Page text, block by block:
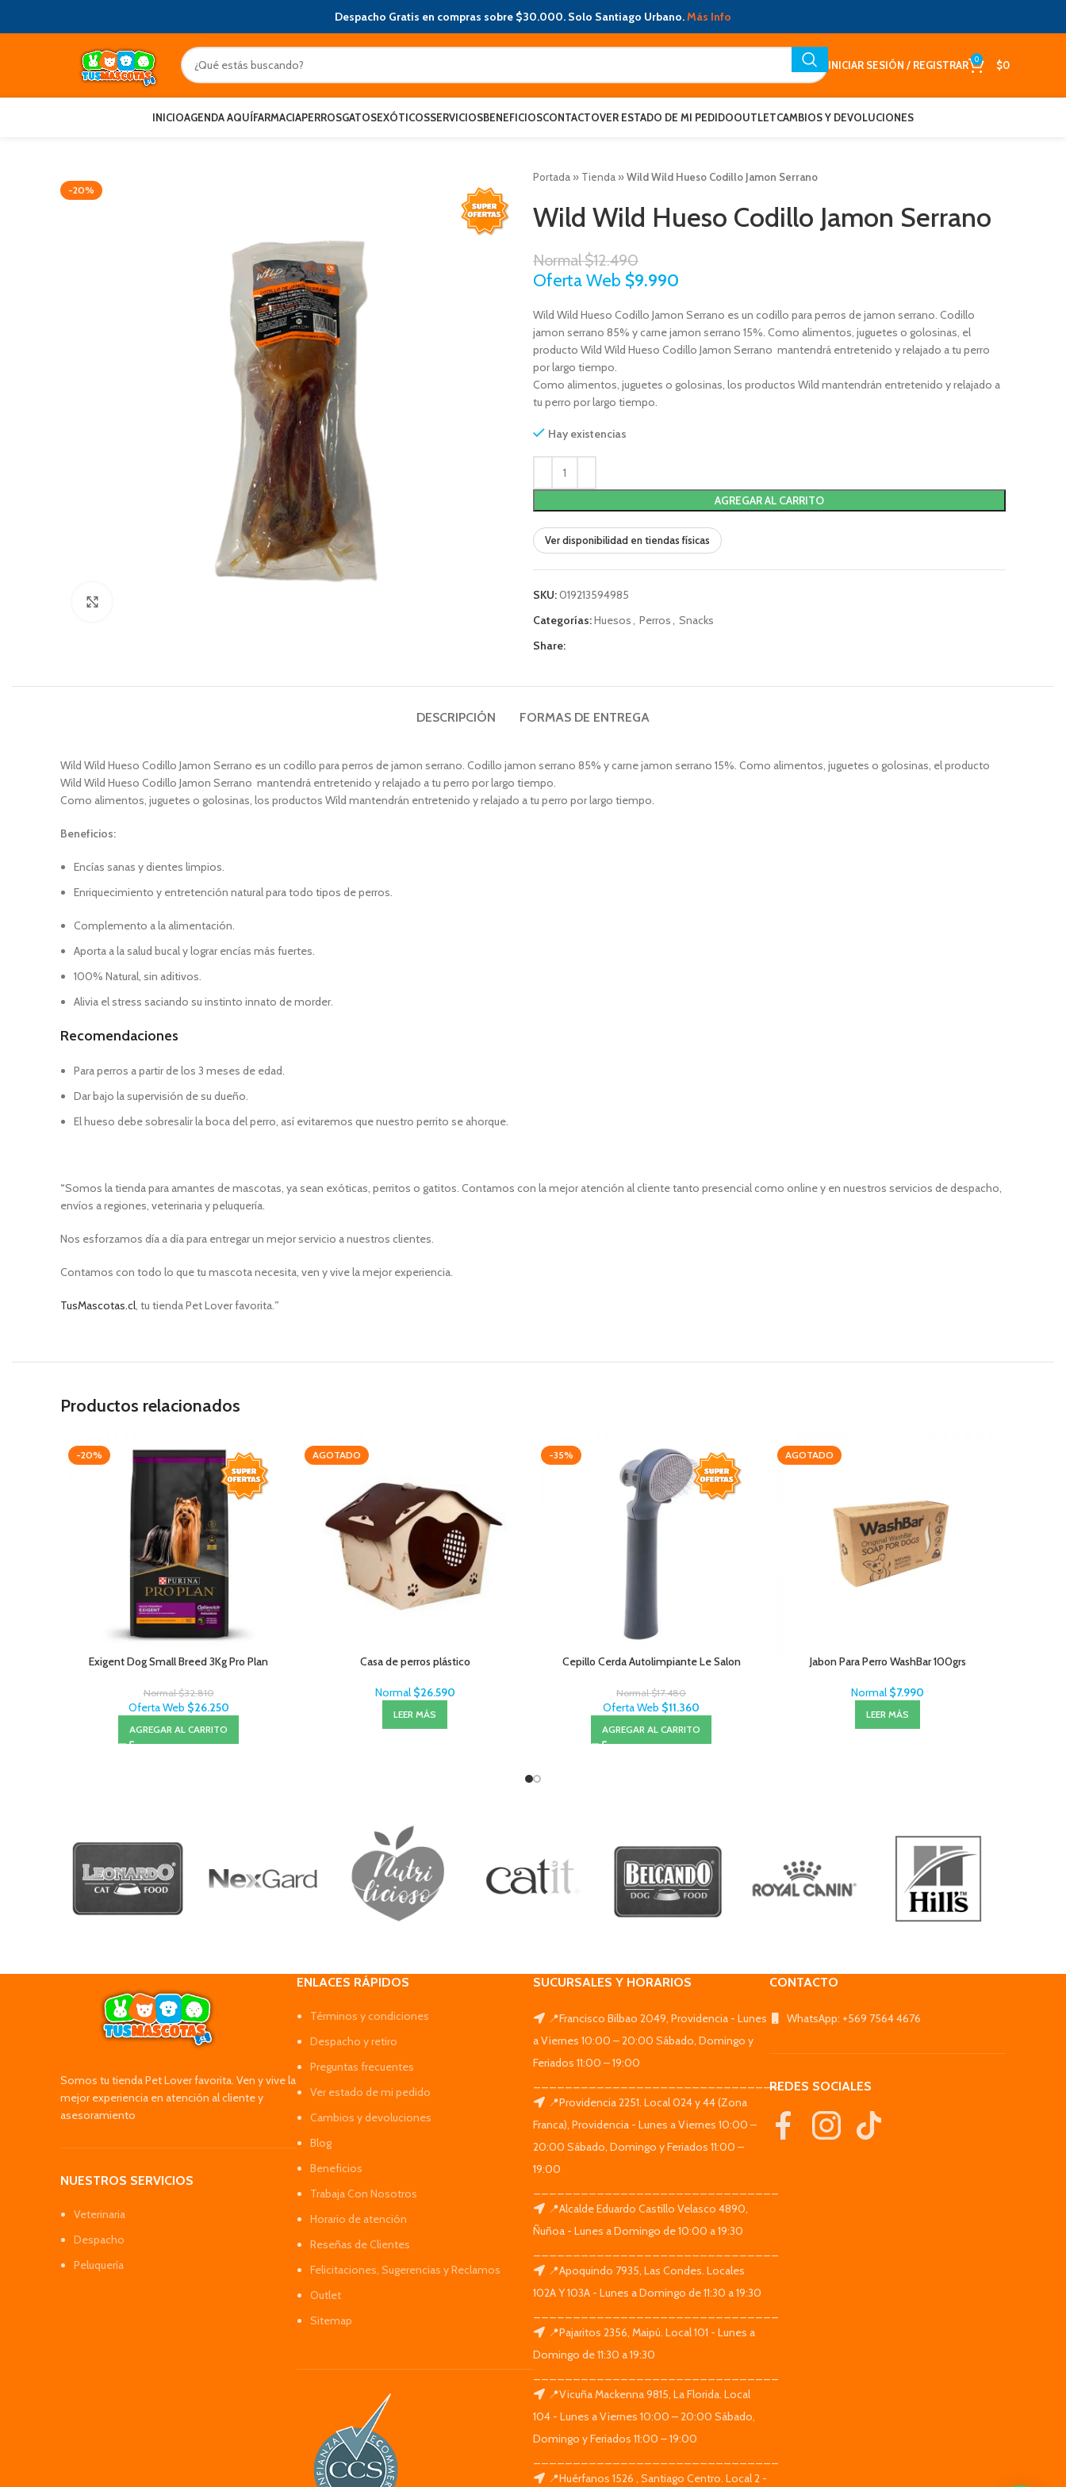
Despacho Gratis en compras sobre $30.000. Solo Santiago Urbano.Más Info
INICIAR SESIÓN / REGISTRAR 0 $0
INICIOAGENDA AQUÍFARMACIAPERROSGATOSEXÓTICOSSERVICIOSBENEFICIOSCONTACTOVER ESTADO DE MI PEDIDOOUTLETCAMBIOS Y DEVOLUCIONES
-20%
Portada » Tienda »Wild Wild Hueso Codillo Jamon Serrano
Wild Wild Hueso Codillo Jamon Serrano
Normal$12.490
Oferta Web $9.990
Wild Wild Hueso Codillo Jamon Serrano es un codillo para perros de jamon serrano. Codillo
jamon serrano 85% y carne jamon serrano 15%. Como alimentos, juguetes o golosinas, el
producto Wild Wild Hueso Codillo Jamon Serrano mantendrá entretenido y relajado a tu perro
por largo tiempo.
Como alimentos, juguetes o golosinas, los productos Wild mantendrán entretenido y relajado a
tu perro por largo tiempo.
Hay existencias
AGREGAR AL CARRITO
Ver disponibilidad en tiendas físicas
SKU:019213594985
Categorías:Huesos, Perros, Snacks
Share:
DESCRIPCIÓN FORMAS DE ENTREGA
Wild Wild Hueso Codillo Jamon Serrano es un codillo para perros de jamon serrano. Codillo jamon serrano 85% y carne jamon serrano 15%. Como alimentos, juguetes o golosinas, el producto
Wild Wild Hueso Codillo Jamon Serrano mantendrá entretenido y relajado a tu perro por largo tiempo.
Como alimentos, juguetes o golosinas, los productos Wild mantendrán entretenido y relajado a tu perro por largo tiempo.
Beneficios:
Encías sanas y dientes limpios.
Enriquecimiento y entretención natural para todo tipos de perros.
Complemento a la alimentación.
Aporta a la salud bucal y lograr encías más fuertes.
100% Natural, sin aditivos.
Alivia el stress saciando su instinto innato de morder.
Recomendaciones
Para perros a partir de los 3 meses de edad.
Dar bajo la supervisión de su dueño.
El hueso debe sobresalir la boca del perro, así evitaremos que nuestro perrito se ahorque.
“Somos la tienda para amantes de mascotas, ya sean exóticas, perritos o gatitos. Contamos con la mejor atención al cliente tanto presencial como online y en nuestros servicios de despacho,
envíos a regiones, veterinaria y peluquería.
Nos esforzamos día a día para entregar un mejor servicio a nuestros clientes.
Contamos con todo lo que tu mascota necesita, ven y vive la mejor experiencia.
TusMascotas.cl, tu tienda Pet Lover favorita.”
Productos relacionados
-20%
Exigent Dog Small Breed 3Kg Pro Plan
Normal$32.810
Oferta Web $26.250
AGREGAR AL CARRITO
AGOTADO
Casa de perros plástico
Normal $26.590
LEER MÁS
-35%
Cepillo Cerda Autolimpiante Le Salon
Normal$17.480
Oferta Web $11.360
AGREGAR AL CARRITO
AGOTADO
Jabon Para Perro WashBar 100grs
Normal $7.990
LEER MÁS
Somos tu tienda Pet Lover favorita. Ven y vive la
mejor experiencia en atención al cliente y
asesoramiento
NUESTROS SERVICIOS
Veterinaria
Despacho
Peluquería
ENLACES RÁPIDOS
Términos y condiciones
Despacho y retiro
Preguntas frecuentes
Ver estado de mi pedido
Cambios y devoluciones
Blog
Beneficios
Trabaja Con Nosotros
Horario de atención
Reseñas de Clientes
Felicitaciones, Sugerencias y Reclamos
Outlet
Sitemap
SUCURSALES Y HORARIOS
📍Francisco Bilbao 2049, Providencia - Lunes
a Viernes 10:00 – 20:00 Sábado, Domingo y
Feriados 11:00 – 19:00
_______________________________
📍Providencia 2251. Local 024 y 44 (Zona
Franca), Providencia - Lunes a Viernes 10:00 –
20:00 Sábado, Domingo y Feriados 11:00 –
19:00
📍Alcalde Eduardo Castillo Velasco 4890,
Ñuñoa - Lunes a Domingo de 10:00 a 19:30
📍Apoquindo 7935, Las Condes. Locales
102A Y 103A - Lunes a Domingo de 11:30 a 19:30
📍Pajaritos 2356, Maipú. Local 101 - Lunes a
Domingo de 11:30 a 19:30
📍Vicuña Mackenna 9815, La Florida. Local
104 - Lunes a Viernes 10:00 – 20:00 Sábado,
Domingo y Feriados 11:00 – 19:00
📍Huérfanos 1526 , Santiago Centro. Local 2 -
CONTACTO
WhatsApp: +569 7564 4676
REDES SOCIALES